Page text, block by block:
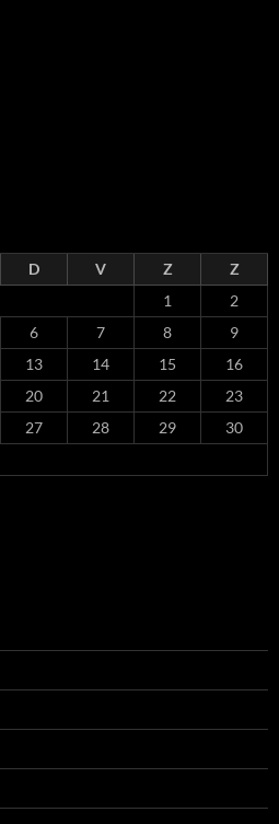
D V Z
Z
1
2
6 7 8
9
13 14 15
16
20 21 22
23
27 28 29
30